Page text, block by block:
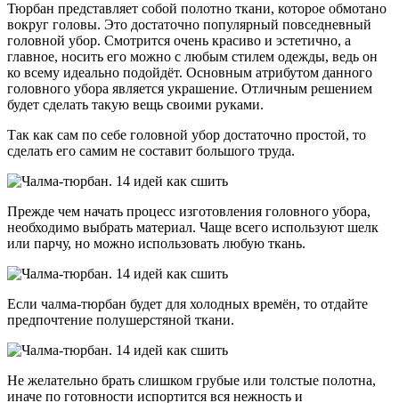
Тюрбан представляет собой полотно ткани, которое обмотано
вокруг головы. Это достаточно популярный повседневный
головной убор. Смотрится очень красиво и эстетично, а
главное, носить его можно с любым стилем одежды, ведь он
ко всему идеально подойдёт. Основным атрибутом данного
головного убора является украшение. Отличным решением
будет сделать такую вещь своими руками.
Так как сам по себе головной убор достаточно простой, то
сделать его самим не составит большого труда.
Прежде чем начать процесс изготовления головного убора,
необходимо выбрать материал. Чаще всего используют шелк
или парчу, но можно использовать любую ткань.
Если чалма-тюрбан будет для холодных времён, то отдайте
предпочтение полушерстяной ткани.
Не желательно брать слишком грубые или толстые полотна,
иначе по готовности испортится вся нежность и